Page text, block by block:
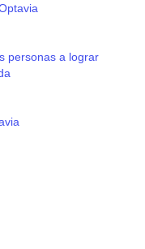
personas a lograr